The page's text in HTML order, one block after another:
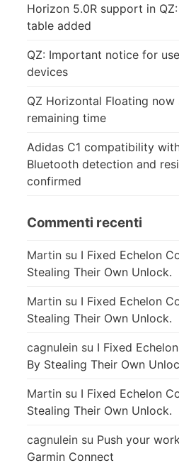
Horizon 5.0R support in
table added
QZ: Important notice for
devices
QZ Horizontal Floating
remaining time
Adidas C1 compatibility
Bluetooth detection and
confirmed
Commenti recenti
Martin su I Fixed Echelon
Stealing Their Own Unlock.
Martin su I Fixed Echelon
Stealing Their Own Unlock.
cagnulein su I Fixed
By Stealing Their Own
Martin su I Fixed Echelon
Stealing Their Own Unlock.
cagnulein su Push your
Garmin Connect